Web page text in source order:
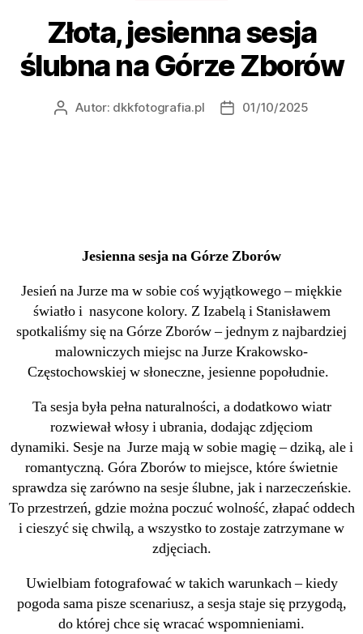
Złota, jesienna sesja
ślubna na Górze Zborów
Autor: dkkfotografia.pl 01/10/2025
Jesienna sesja na Górze Zborów
Jesień na Jurze ma w sobie coś wyjątkowego – miękkie
światło i nasycone kolory. Z Izabelą i Stanisławem
spotkaliśmy się na Górze Zborów – jednym z najbardziej
malowniczych miejsc na Jurze Krakowsko-
Częstochowskiej w słoneczne, jesienne popołudnie.
Ta sesja była pełna naturalności, a dodatkowo wiatr
rozwiewał włosy i ubrania, dodając zdjęciom
dynamiki. Sesje na Jurze mają w sobie magię – dziką, ale i
romantyczną. Góra Zborów to miejsce, które świetnie
sprawdza się zarówno na sesje ślubne, jak i narzeczeńskie.
To przestrzeń, gdzie można poczuć wolność, złapać oddech
i cieszyć się chwilą, a wszystko to zostaje zatrzymane w
zdjęciach.
Uwielbiam fotografować w takich warunkach – kiedy
pogoda sama pisze scenariusz, a sesja staje się przygodą,
do której chce się wracać wspomnieniami.